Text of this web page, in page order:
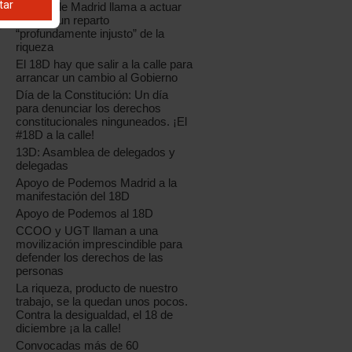
CCOO de Madrid llama a actuar
frente a un reparto
“profundamente injusto” de la
riqueza
El 18D hay que salir a la calle para
arrancar un cambio al Gobierno
Día de la Constitución: Un día
para denunciar los derechos
constitucionales ninguneados. ¡El
#18D a la calle!
13D: Asamblea de delegados y
delegadas
Apoyo de Podemos Madrid a la
manifestación del 18D
Apoyo de Podemos al 18D
CCOO y UGT llaman a una
movilización imprescindible para
defender los derechos de las
personas
La riqueza, producto de nuestro
trabajo, se la quedan unos pocos.
Contra la desigualdad, el 18 de
diciembre ¡a la calle!
Convocadas más de 60